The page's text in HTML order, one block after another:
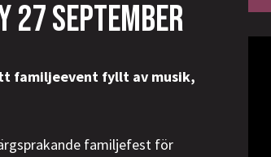
27 SEPTEMBER
familjeevent fyllt av musik,
familjefest för